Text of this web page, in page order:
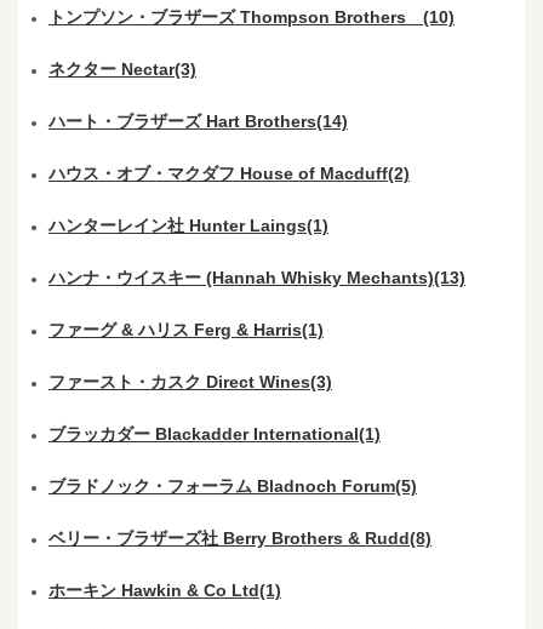
トンプソン・ブラザーズ Thompson Brothers (10)
ネクター Nectar(3)
ハート・ブラザーズ Hart Brothers(14)
ハウス・オブ・マクダフ House of Macduff(2)
ハンターレイン社 Hunter Laings(1)
ハンナ・ウイスキー (Hannah Whisky Mechants)(13)
ファーグ & ハリス Ferg & Harris(1)
ファースト・カスク Direct Wines(3)
ブラッカダー Blackadder International(1)
ブラドノック・フォーラム Bladnoch Forum(5)
ベリー・ブラザーズ社 Berry Brothers & Rudd(8)
ホーキン Hawkin & Co Ltd(1)